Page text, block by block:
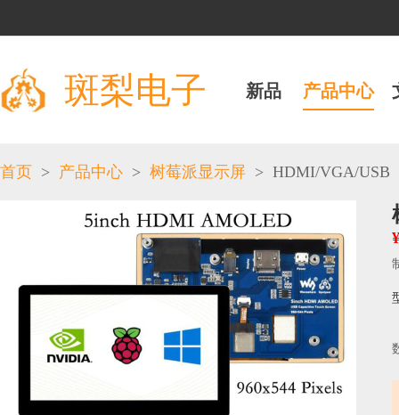
斑梨电子 新品 产品中心
首页 > 产品中心 > 树莓派显示屏 > HDMI/VGA/USB